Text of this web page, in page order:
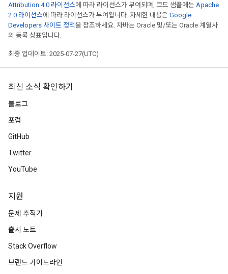
Attribution 4.0 라이선스에 따라 라이선스가 부여되며, 코드 샘플에는 Apache
2.0 라이선스에 따라 라이선스가 부여됩니다. 자세한 내용은 Google
Developers 사이트 정책을 참조하세요. 자바는 Oracle 및/또는 Oracle 계열사
의 등록 상표입니다.
최종 업데이트: 2025-07-27(UTC)
최신 소식 확인하기
블로그
포럼
GitHub
Twitter
YouTube
지원
문제 추적기
출시 노트
Stack Overflow
브랜드 가이드라인